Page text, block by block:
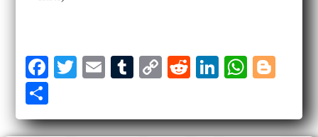
Fa
bo
T
tte
E
ail
T
m
C
y
R
di
Li
ed
W
ts ge
ha